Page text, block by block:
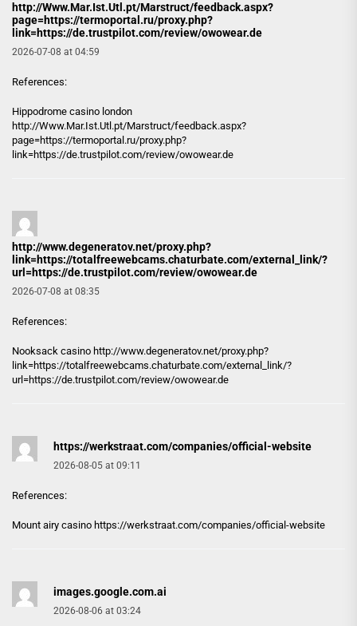
http://Www.Mar.Ist.Utl.pt/Marstruct/feedback.aspx?
page=https://termoportal.ru/proxy.php?
link=https://de.trustpilot.com/review/owowear.de
2026-07-08 at 04:59
References:
Hippodrome casino london
http://Www.Mar.Ist.Utl.pt/Marstruct/feedback.aspx?
page=https://termoportal.ru/proxy.php?
link=https://de.trustpilot.com/review/owowear.de
http://www.degeneratov.net/proxy.php?
link=https://totalfreewebcams.chaturbate.com/external_link/?
url=https://de.trustpilot.com/review/owowear.de
2026-07-08 at 08:35
References:
Nooksack casino http://www.degeneratov.net/proxy.php?
link=https://totalfreewebcams.chaturbate.com/external_link/?
url=https://de.trustpilot.com/review/owowear.de
https://werkstraat.com/companies/official-website
2026-08-05 at 09:11
References:
Mount airy casino https://werkstraat.com/companies/official-website
images.google.com.ai
2026-08-06 at 03:24